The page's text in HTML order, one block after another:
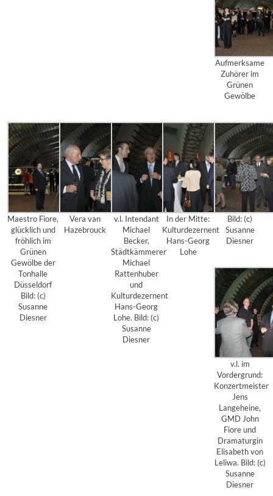
Aufmerksame
Zuhörer im
Grünen
Gewölbe
Maestro Fiore,
glücklich und
fröhlich im
Grünen
Gewölbe der
Tonhalle
Düsseldorf
Bild: (c)
Susanne
Diesner
Vera van
Hazebrouck
v.l. Intendant
Michael
Becker,
Städtkämmerer
Michael
Rattenhuber
und
Kulturdezernent
Hans-Georg
Lohe. Bild: (c)
Susanne
Diesner
In der Mitte:
Kulturdezernent
Hans-Georg
Lohe
Bild: (c)
Susanne
Diesner
v.l. im
Vordergrund:
Konzertmeister
Jens
Langeheine,
GMD John
Fiore und
Dramaturgin
Elisabeth von
Leliwa. Bild: (c)
Susanne
Diesner